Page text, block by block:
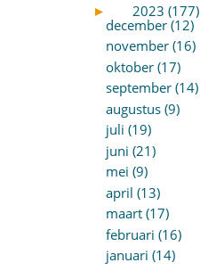
►
2023 (177)
december (12)
november (16)
oktober (17)
september (14)
augustus (9)
juli (19)
juni (21)
mei (9)
april (13)
maart (17)
februari (16)
januari (14)